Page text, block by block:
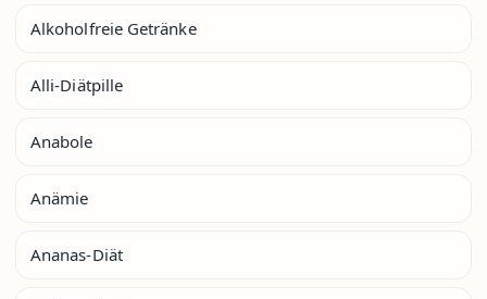
Alkoholfreie Getränke
Alli-Diätpille
Anabole
Anämie
Ananas-Diät